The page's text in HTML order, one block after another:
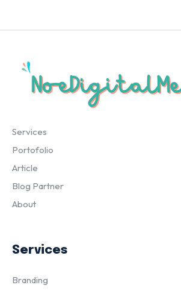
Services
Portofolio
Article
Blog Partner
About
Services
Branding